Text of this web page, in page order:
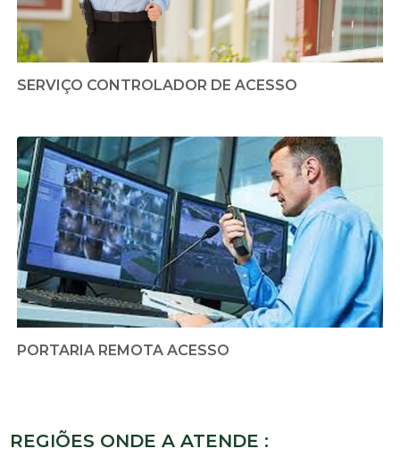
SERVIÇO CONTROLADOR DE ACESSO
PORTARIA REMOTA ACESSO
REGIÕES ONDE A ATENDE :